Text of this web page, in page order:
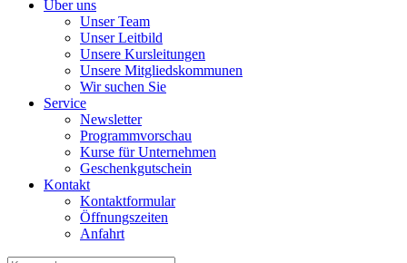
Über uns
Unser Team
Unser Leitbild
Unsere Kursleitungen
Unsere Mitgliedskommunen
Wir suchen Sie
Service
Newsletter
Programmvorschau
Kurse für Unternehmen
Geschenkgutschein
Kontakt
Kontaktformular
Öffnungszeiten
Anfahrt